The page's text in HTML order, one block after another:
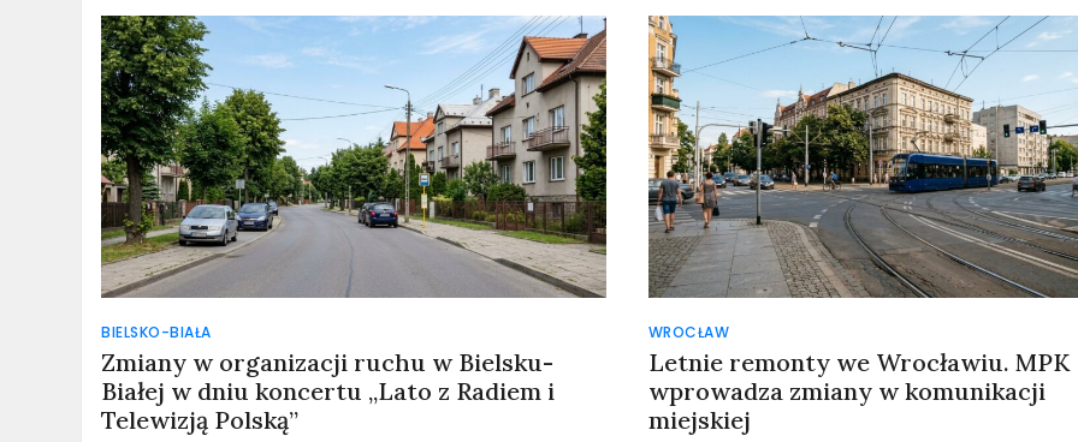
w
Śródmieściu:
Zgromadzenie
publiczne
18
czerwca
BIELSKO-BIAŁA
Zmiany w organizacji ruchu w Bielsku-
Białej w dniu koncertu „Lato z Radiem i
Telewizją Polską”
WROCŁAW
Letnie remonty we Wrocławiu. MPK
wprowadza zmiany w komunikacji
miejskiej